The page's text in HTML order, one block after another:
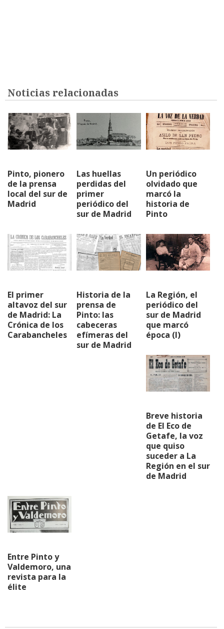
Noticias relacionadas
Pinto, pionero
de la prensa
local del sur de
Madrid
Las huellas
perdidas del
primer
periódico del
sur de Madrid
Un periódico
olvidado que
marcó la
historia de
Pinto
El primer
altavoz del sur
de Madrid: La
Crónica de los
Carabancheles
Historia de la
prensa de
Pinto: las
cabeceras
efímeras del
sur de Madrid
La Región, el
periódico del
sur de Madrid
que marcó
época (I)
Breve historia
de El Eco de
Getafe, la voz
que quiso
suceder a La
Región en el sur
de Madrid
Entre Pinto y
Valdemoro, una
revista para la
élite